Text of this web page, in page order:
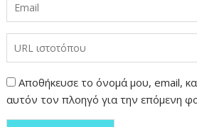
Αποθήκευσε το όνομά μου, email,
αυτόν τον πλοηγό για την επόμενη